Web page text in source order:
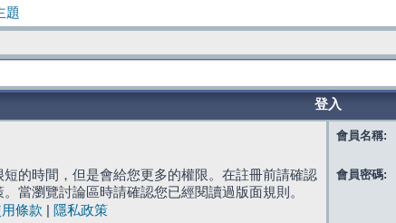
題
登入
的時間，但是會給您更多的權限。在註冊前請確認
當瀏覽討論區時請確認您已經閱讀過版面規則。
條款
隱私政策
會員名稱:
會員密碼: